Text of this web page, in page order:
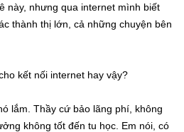
này, nhưng qua internet mình biết
thành thị lớn, cả những chuyện bên
kết nối internet hay vậy?
lắm. Thầy cứ bảo lãng phí, không
không tốt đến tu học. Em nói, có